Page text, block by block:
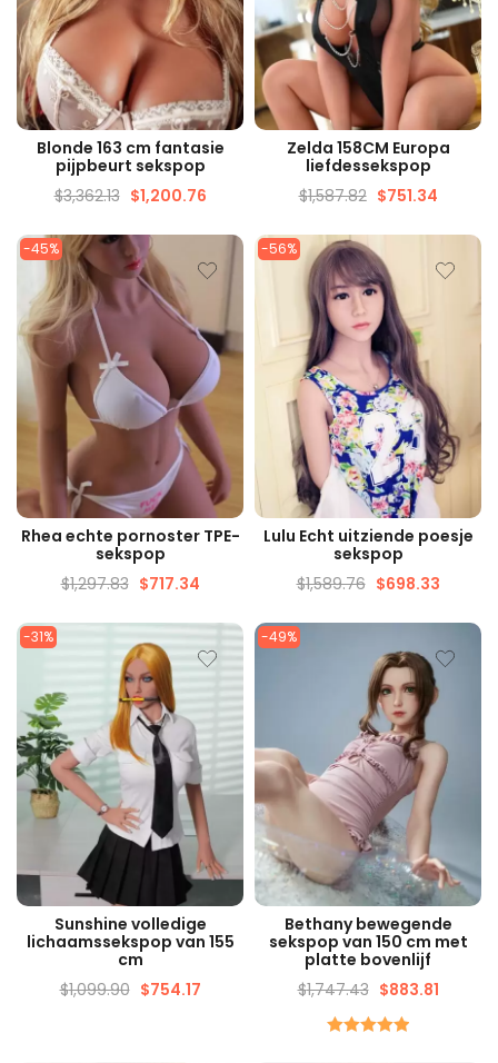
SNELLE WEERGAVE
Blonde 163 cm fantasie
pijpbeurt sekspop
$3,362.13 $1,200.76
SNELLE WEERGAVE
Zelda 158CM Europa
liefdessekspop
$1,587.82 $751.34
-45%
SNELLE WEERGAVE
Rhea echte pornoster TPE-
sekspop
$1,297.83 $717.34
-56%
SNELLE WEERGAVE
Lulu Echt uitziende poesje
sekspop
$1,589.76 $698.33
-31%
SNELLE WEERGAVE
Sunshine volledige
lichaamssekspop van 155
cm
$1,099.90 $754.17
-49%
SNELLE WEERGAVE
Bethany bewegende
sekspop van 150 cm met
platte bovenlijf
$1,747.43 $883.81